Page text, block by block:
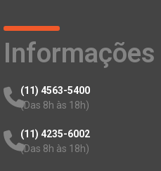
Informações
(11) 4563-5400
(Das 8h às 18h)
(11) 4235-6002
(Das 8h às 18h)